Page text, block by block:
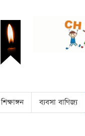
শিক্ষাঙ্গন ব্যবসা বাণিজ্য